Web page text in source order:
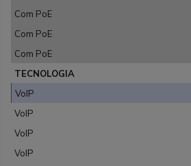
Com PoE
Com PoE
Com PoE
TECNOLOGIA
VoIP
VoIP
VoIP
VoIP